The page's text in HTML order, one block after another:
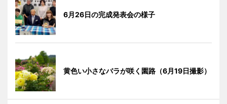
6月26日の完成発表会の様子
黄色い小さなバラが咲く園路（6月19日撮影）